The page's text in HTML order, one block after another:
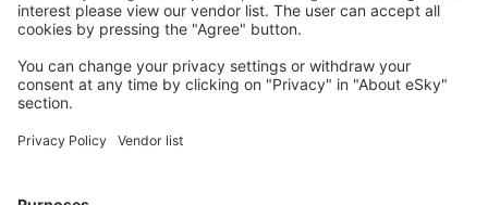
Naplánujte si cestu
Letenky